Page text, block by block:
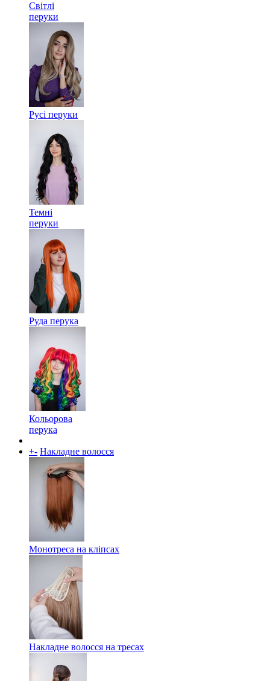
Світлі
перуки
Русі перуки
Темні
перуки
Руда перука
Кольорова
перука
+- Накладне волосся
Монотреса на кліпсах
Накладне волосся на тресах